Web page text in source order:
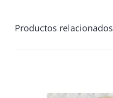
Productos relacionados